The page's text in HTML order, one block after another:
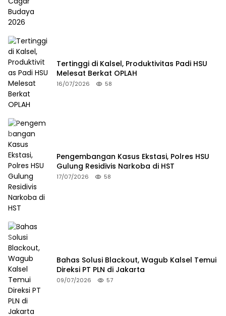
Tertinggi di Kalsel, Produktivitas Padi HSU
Melesat Berkat OPLAH
16/07/2026 58
Pengembangan Kasus Ekstasi, Polres HSU
Gulung Residivis Narkoba di HST
17/07/2026 58
Bahas Solusi Blackout, Wagub Kalsel Temui
Direksi PT PLN di Jakarta
09/07/2026 57